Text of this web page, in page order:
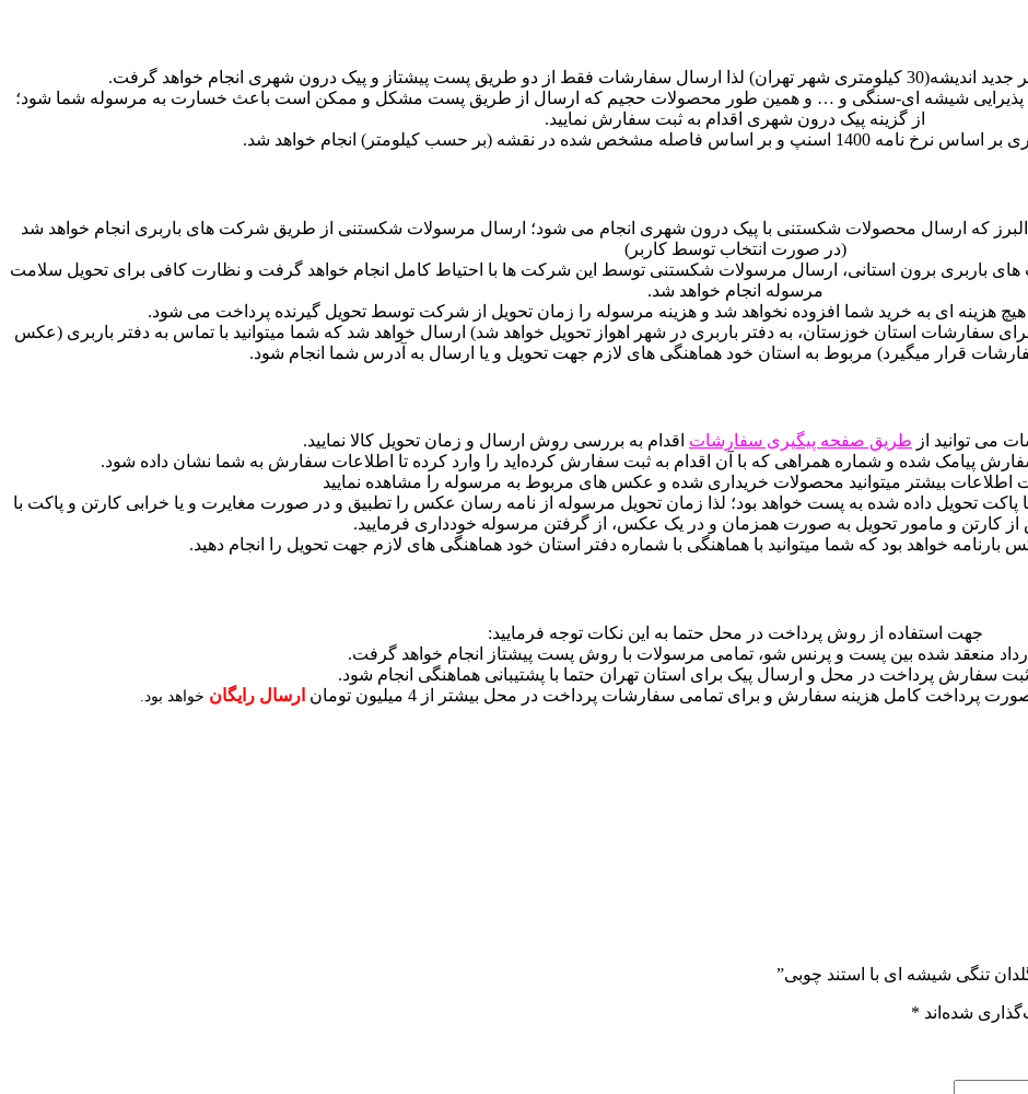
و پیک درون شهری انجام خواهد گرفت.
پذیرایی شیشه ای-سنگی و … و همین طور محصولات حجیم که ارسال از طریق پست مشکل و ممکن است باعث خسارت به مرسوله شما شود؛
از گزینه پیک درون شهری اقدام به ثبت سفارش نمایید.
مشخص شده در نقشه (بر حسب کیلومتر) انجام خواهد شد.
البرز که ارسال محصولات شکستنی با پیک درون شهری انجام می شود؛ ارسال مرسولات شکستنی از طریق شرکت های باربری انجام خواهد شد
(در صورت انتخاب توسط کاربر)
باربری برون استانی، ارسال مرسولات شکستنی توسط این شرکت ها با احتیاط کامل انجام خواهد گرفت و نظارت کافی برای تحویل سلامت
مرسوله انجام خواهد شد.
هزینه ای به خرید شما افزوده نخواهد شد و هزینه مرسوله را زمان تحویل از شرکت توسط تحویل گیرنده پرداخت می شود.
سفارشات استان خوزستان، به دفتر باربری در شهر اهواز تحویل خواهد شد) ارسال خواهد شد که شما میتوانید با تماس به دفتر باربری (عکس
قرار میگیرد) مربوط به استان خود هماهنگی های لازم جهت تحویل و یا ارسال به آدرس شما انجام شود.
می توانید از طریق صفحه پیگیری سفارشات اقدام به بررسی روش ارسال و زمان تحویل کالا نمایید.
پیامک شده و شماره همراهی که با آن اقدام به ثبت سفارش کرده‌اید را وارد کرده تا اطلاعات سفارش به شما نشان داده شود.
بیشتر میتوانید محصولات خریداری شده و عکس های مربوط به مرسوله را مشاهده نمایید
تحویل داده شده به پست خواهد بود؛ لذا زمان تحویل مرسوله از نامه رسان عکس را تطبیق و در صورت مغایرت و یا خرابی کارتن و پاکت با
کارتن و مامور تحویل به صورت همزمان و در یک عکس، از گرفتن مرسوله خودداری فرمایید.
خواهد بود که شما میتوانید با هماهنگی با شماره دفتر استان خود هماهنگی های لازم جهت تحویل را انجام دهید.
جهت استفاده از روش پرداخت در محل حتما به این نکات توجه فرمایید:
منعقد شده بین پست و پرنس شو، تمامی مرسولات با روش پست پیشتاز انجام خواهد گرفت.
سفارش پرداخت در محل و ارسال پیک برای استان تهران حتما با پشتیبانی هماهنگی انجام شود.
کامل هزینه سفارش و برای تمامی سفارشات پرداخت در محل بیشتر از 4 میلیون تومان
ارسال رایگان خواهد بود.
تنگی شیشه ای با استند چوبی”
شده‌اند *